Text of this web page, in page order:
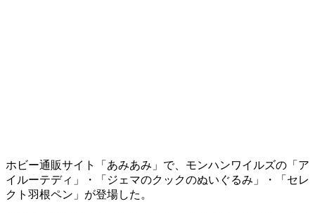
ホビー通販サイト「あみあみ」で、モンハンワイルズの 「ア
イルーテディ」・「ジェマのクックのぬいぐるみ」・「セレ
クト羽根ペン」 が登場した。